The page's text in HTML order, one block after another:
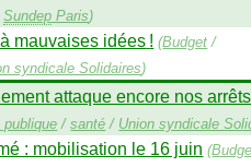
Sundep Paris)
mauvaises idées ! (Budget /
syndicale Solidaires)
attaque encore nos arrêts
publique /santé / Union syndicale
: mobilisation le 16 juin (